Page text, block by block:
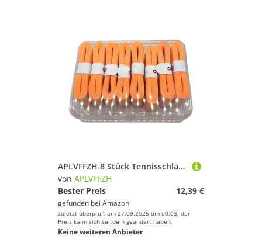
APLVFFZH 8 Stück Tennisschläger Griffband Racket Griffband Badmintonschläger Griffband Overgrip Griffpolsterung Weiche Oberfläche Schweißresistent PU für Tenni, Orange
von APLVFFZH
Bester Preis
12,39 €
gefunden bei Amazon
zuletzt überprüft am 27.09.2025 um 00:03; der
Preis kann sich seitdem geändert haben.
Keine weiteren Anbieter